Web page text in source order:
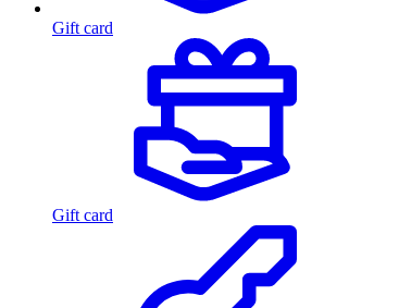
Gift card
Gift card